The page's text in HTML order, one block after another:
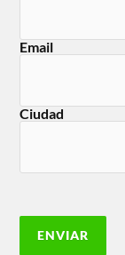
Email
Ciudad